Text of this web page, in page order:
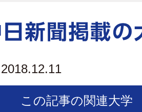
2018.12.11
この記事の関連大学